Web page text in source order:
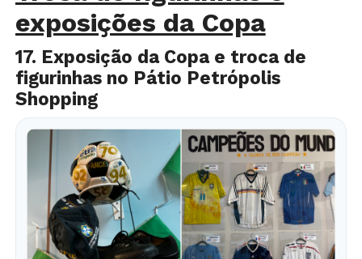
exposições da Copa
17. Exposição da Copa e troca de
figurinhas no Pátio Petrópolis
Shopping